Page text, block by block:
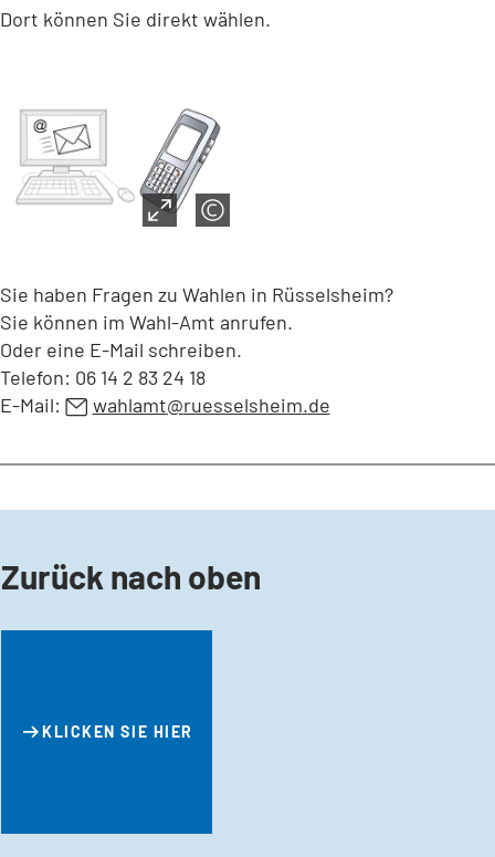
Dort können Sie direkt wählen.
Sie haben Fragen zu Wahlen in Rüsselsheim?
Sie können im Wahl-Amt anrufen.
Oder eine E-Mail schreiben.
Telefon: 06 14 2 83 24 18
E-Mail:
wahlamt ruesselsheim de
Zurück nach oben
KLICKEN SIE HIER